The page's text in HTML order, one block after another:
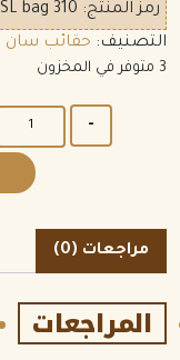
رمز المنتج: bag 310
التصنيف: حقائب سان
3 متوفر في المخزون
مراجعات (0)
المراجعات